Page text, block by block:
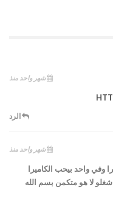
شهر واحد منذ
الرد
شهر واحد منذ
واحد بيحب الكاميرا
لا هو متكمن بسم الله